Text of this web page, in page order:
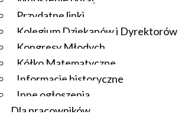
Przydatne linki
Kolegium Dziekanów i Dyrektorów
Kongresy Młodych
Kółko Matematyczne
Informacje historyczne
Inne ogłoszenia
Dla pracowników